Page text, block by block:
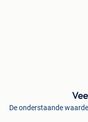
De onderstaande